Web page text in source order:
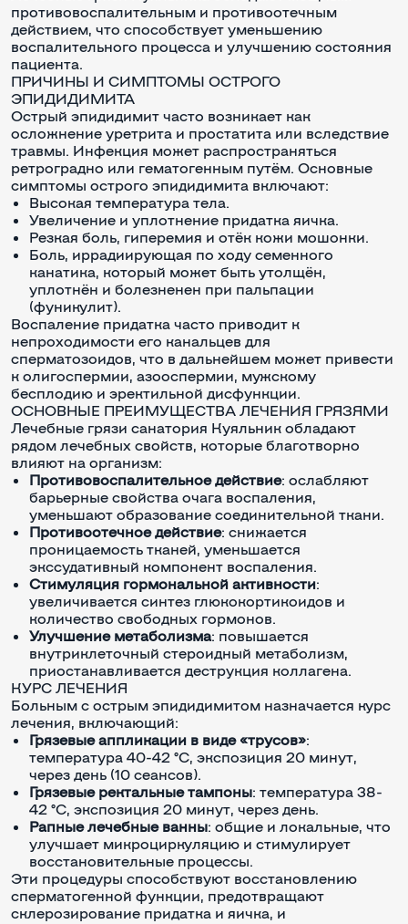
противовоспалительным и противоотечным
действием, что способствует уменьшению
воспалительного процесса и улучшению состояния
пациента.
ПРИЧИНЫ И СИМПТОМЫ ОСТРОГО
ЭПИДИДИМИТА
Острый эпидидимит часто возникает как
осложнение уретрита и простатита или вследствие
травмы. Инфекция может распространяться
ретроградно или гематогенным путём. Основные
симптомы острого эпидидимита включают:
Высокая температура тела.
Увеличение и уплотнение придатка яичка.
Резкая боль, гиперемия и отёк кожи мошонки.
Боль, иррадиирующая по ходу семенного
канатика, который может быть утолщён,
уплотнён и болезненен при пальпации
(фуникулит).
Воспаление придатка часто приводит к
непроходимости его канальцев для
сперматозоидов, что в дальнейшем может привести
к олигоспермии, азооспермии, мужскому
бесплодию и эректильной дисфункции.
ОСНОВНЫЕ ПРЕИМУЩЕСТВА ЛЕЧЕНИЯ ГРЯЗЯМИ
Лечебные грязи санатория Куяльник обладают
рядом лечебных свойств, которые благотворно
влияют на организм:
Противовоспалительное действие: ослабляют
барьерные свойства очага воспаления,
уменьшают образование соединительной ткани.
Противоотечное действие: снижается
проницаемость тканей, уменьшается
экссудативный компонент воспаления.
Стимуляция гормональной активности:
увеличивается синтез глюкокортикоидов и
количество свободных гормонов.
Улучшение метаболизма: повышается
внутриклеточный стероидный метаболизм,
приостанавливается деструкция коллагена.
КУРС ЛЕЧЕНИЯ
Больным с острым эпидидимитом назначается курс
лечения, включающий:
Грязевые аппликации в виде «трусов»:
температура 40-42 °C, экспозиция 20 минут,
через день (10 сеансов).
Грязевые ректальные тампоны: температура 38-
42 °C, экспозиция 20 минут, через день.
Рапные лечебные ванны: общие и локальные, что
улучшает микроциркуляцию и стимулирует
восстановительные процессы.
Эти процедуры способствуют восстановлению
сперматогенной функции, предотвращают
склерозирование придатка и яичка, и